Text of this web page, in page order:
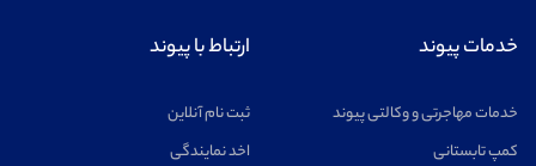
خدمات پیوند
خدمات مهاجرتی و وکالتی پیوند
کمپ تابستانی
ارتباط با پیوند
ثبت نام آنلاین
اخد نمایندگی